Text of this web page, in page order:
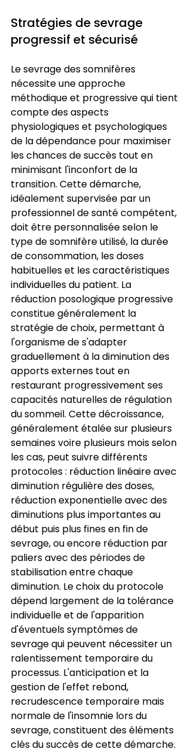
Stratégies de sevrage
progressif et sécurisé
Le sevrage des somnifères
nécessite une approche
méthodique et progressive qui tient
compte des aspects
physiologiques et psychologiques
de la dépendance pour maximiser
les chances de succès tout en
minimisant l'inconfort de la
transition. Cette démarche,
idéalement supervisée par un
professionnel de santé compétent,
doit être personnalisée selon le
type de somnifère utilisé, la durée
de consommation, les doses
habituelles et les caractéristiques
individuelles du patient. La
réduction posologique progressive
constitue généralement la
stratégie de choix, permettant à
l'organisme de s'adapter
graduellement à la diminution des
apports externes tout en
restaurant progressivement ses
capacités naturelles de régulation
du sommeil. Cette décroissance,
généralement étalée sur plusieurs
semaines voire plusieurs mois selon
les cas, peut suivre différents
protocoles : réduction linéaire avec
diminution régulière des doses,
réduction exponentielle avec des
diminutions plus importantes au
début puis plus fines en fin de
sevrage, ou encore réduction par
paliers avec des périodes de
stabilisation entre chaque
diminution. Le choix du protocole
dépend largement de la tolérance
individuelle et de l'apparition
d'éventuels symptômes de
sevrage qui peuvent nécessiter un
ralentissement temporaire du
processus. L'anticipation et la
gestion de l'effet rebond,
recrudescence temporaire mais
normale de l'insomnie lors du
sevrage, constituent des éléments
clés du succès de cette démarche.